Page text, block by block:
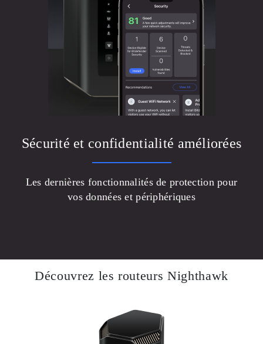
Sécurité et confidentialité améliorées
Les dernières fonctionnalités de protection pour
vos données et périphériques
Découvrez les routeurs Nighthawk